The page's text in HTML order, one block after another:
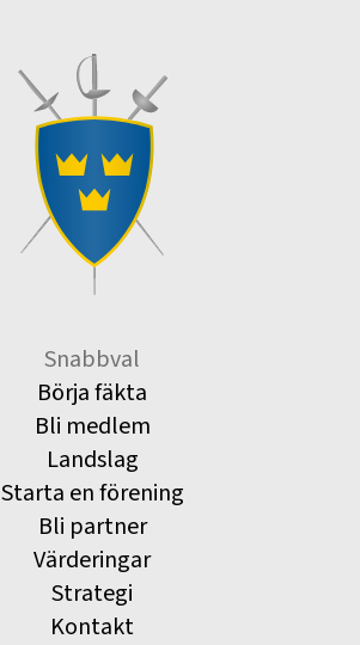
Snabbval
Börja fäkta
Bli medlem
Landslag
Starta en förening
Bli partner
Värderingar
Strategi
Kontakt